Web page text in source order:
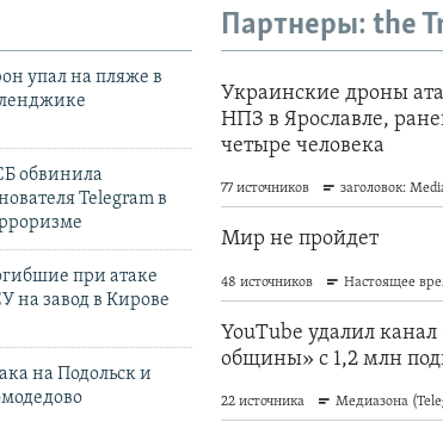
упал на пляже в
обвинила
Telegram в
при атаке
на завод в Кирове
на Подольск и
Партнеры: the